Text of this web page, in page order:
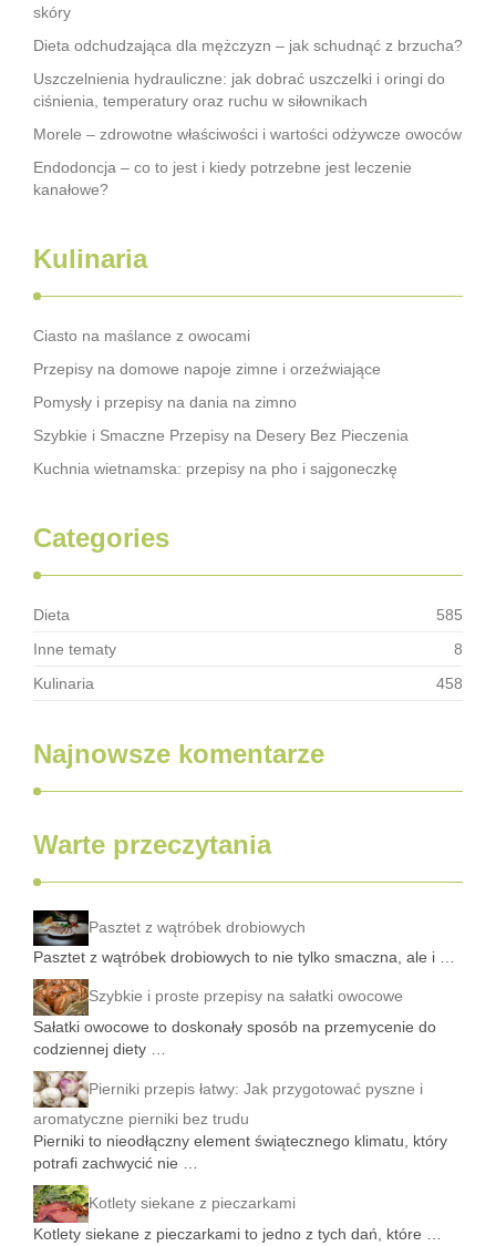
skóry
Dieta odchudzająca dla mężczyzn – jak schudnąć z brzucha?
Uszczelnienia hydrauliczne: jak dobrać uszczelki i oringi do
ciśnienia, temperatury oraz ruchu w siłownikach
Morele – zdrowotne właściwości i wartości odżywcze owoców
Endodoncja – co to jest i kiedy potrzebne jest leczenie
kanałowe?
Kulinaria
Ciasto na maślance z owocami
Przepisy na domowe napoje zimne i orzeźwiające
Pomysły i przepisy na dania na zimno
Szybkie i Smaczne Przepisy na Desery Bez Pieczenia
Kuchnia wietnamska: przepisy na pho i sajgoneczkę
Categories
Dieta
585
Inne tematy
8
Kulinaria
458
Najnowsze komentarze
Warte przeczytania
Pasztet z wątróbek drobiowych
Pasztet z wątróbek drobiowych to nie tylko smaczna, ale i …
Szybkie i proste przepisy na sałatki owocowe
Sałatki owocowe to doskonały sposób na przemycenie do
codziennej diety …
Pierniki przepis łatwy: Jak przygotować pyszne i
aromatyczne pierniki bez trudu
Pierniki to nieodłączny element świątecznego klimatu, który
potrafi zachwycić nie …
Kotlety siekane z pieczarkami
Kotlety siekane z pieczarkami to jedno z tych dań, które …